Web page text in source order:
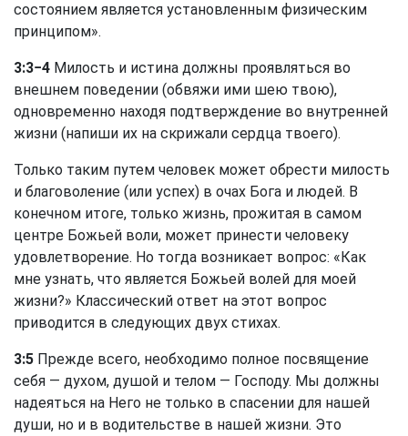
состоянием является установленным физическим
принципом».
3:3−4 Милость и истина должны проявляться во
внешнем поведении (обвяжи ими шею твою),
одновременно находя подтверждение во внутренней
жизни (напиши их на скрижали сердца твоего).
Только таким путем человек может обрести милость
и благоволение (или успех) в очах Бога и людей. В
конечном итоге, только жизнь, прожитая в самом
центре Божьей воли, может принести человеку
удовлетворение. Но тогда возникает вопрос: «Как
мне узнать, что является Божьей волей для моей
жизни?» Классический ответ на этот вопрос
приводится в следующих двух стихах.
3:5 Прежде всего, необходимо полное посвящение
себя — духом, душой и телом — Господу. Мы должны
надеяться на Него не только в спасении для нашей
души, но и в водительстве в нашей жизни. Это